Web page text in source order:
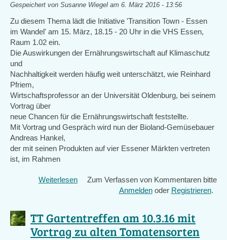
Gespeichert von Susanne Wiegel am 6. März 2016 - 13:56
Zu diesem Thema lädt die Initiative 'Transition Town - Essen
im Wandel' am 15. März, 18.15 - 20 Uhr in die VHS Essen,
Raum 1.02 ein.
Die Auswirkungen der Ernährungswirtschaft auf Klimaschutz
und
Nachhaltigkeit werden häufig weit unterschätzt, wie Reinhard
Pfriem,
Wirtschaftsprofessor an der Universität Oldenburg, bei seinem
Vortrag über
neue Chancen für die Ernährungswirtschaft feststellte.
Mit Vortrag und Gespräch wird nun der Bioland-Gemüsebauer
Andreas Hankel,
der mit seinen Produkten auf vier Essener Märkten vertreten
ist, im Rahmen
Weiterlesen über
Wildkräuter-
Anbau
Zum Verfassen von Kommentaren bitte
Anmeldenoder Registrieren.
TT Gartentreffen am 10.3.16 mit
Vortrag zu alten Tomatensorten